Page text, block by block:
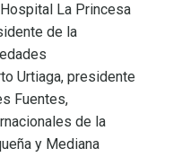
La Princesa
de la
Urtiaga, presidente
Fuentes,
de la
y Mediana